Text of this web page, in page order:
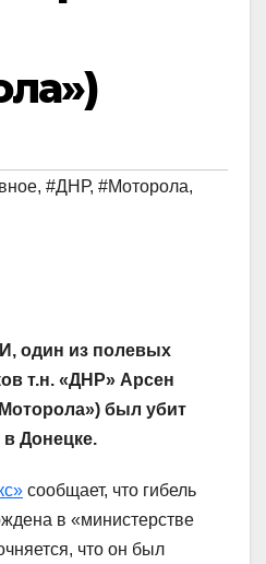
, #ДНР, #Моторола,
один из полевых
т.н. «ДНР» Арсен
был убит
в Донецке.
сообщает, что гибель
в «министерстве
что он был